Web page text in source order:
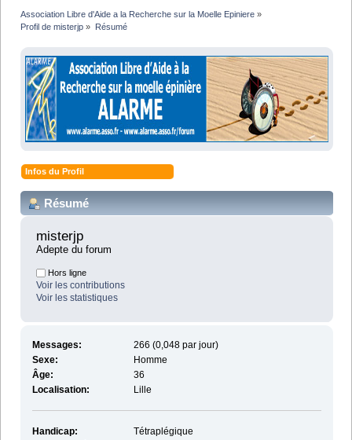
Association Libre d'Aide a la Recherche sur la Moelle Epiniere »
Profil de misterjp » Résumé
Infos du Profil
Résumé
misterjp
Adepte du forum
Hors ligne
Voir les contributions
Voir les statistiques
Messages:
266 (0,048 par jour)
Sexe:
Homme
Âge:
36
Localisation:
Lille
Handicap:
Tétraplégique